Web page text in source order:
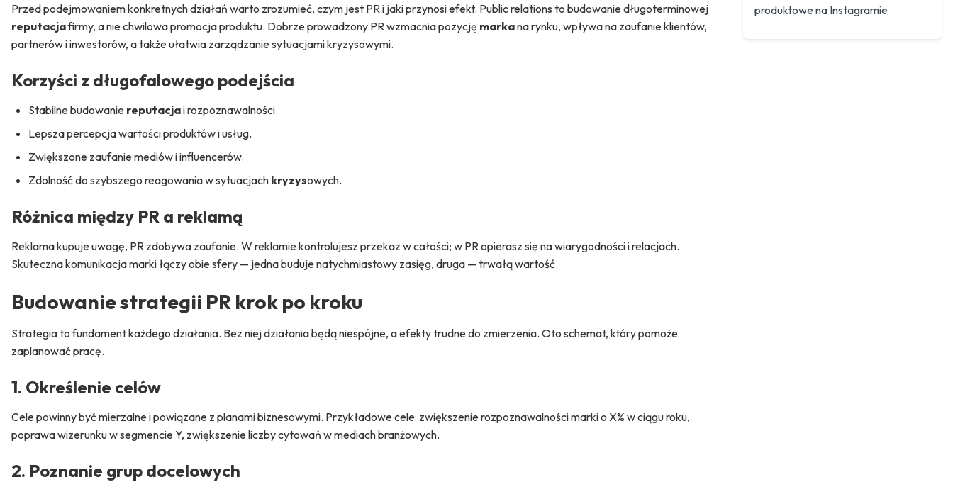
Przed podejmowaniem konkretnych działań warto zrozumieć, czym jest PR i jaki przynosi efekt. Public relations to budowanie długoterminowej
reputacjafirmy, a nie chwilowa promocja produktu. Dobrze prowadzony PR wzmacnia pozycję markana rynku, wpływa na zaufanie klientów,
partnerów i inwestorów, a także ułatwia zarządzanie sytuacjami kryzysowymi.
Korzyści z długofalowego podejścia
Stabilne budowanie reputacjai rozpoznawalności.
Lepsza percepcja wartości produktów i usług.
Zwiększone zaufanie mediów i influencerów.
Zdolność do szybszego reagowania w sytuacjach kryzysowych.
Różnica między PR a reklamą
Reklama kupuje uwagę, PR zdobywa zaufanie. W reklamie kontrolujesz przekaz w całości; w PR opierasz się na wiarygodności i relacjach.
Skuteczna komunikacja marki łączy obie sfery — jedna buduje natychmiastowy zasięg, druga — trwałą wartość.
Budowanie strategii PR krok po kroku
Strategia to fundament każdego działania. Bez niej działania będą niespójne, a efekty trudne do zmierzenia. Oto schemat, który pomoże
zaplanować pracę.
1. Określenie celów
Cele powinny być mierzalne i powiązane z planami biznesowymi. Przykładowe cele: zwiększenie rozpoznawalności marki o X% w ciągu roku,
poprawa wizerunku w segmencie Y, zwiększenie liczby cytowań w mediach branżowych.
2. Poznanie grup docelowych
produktowe na Instagramie